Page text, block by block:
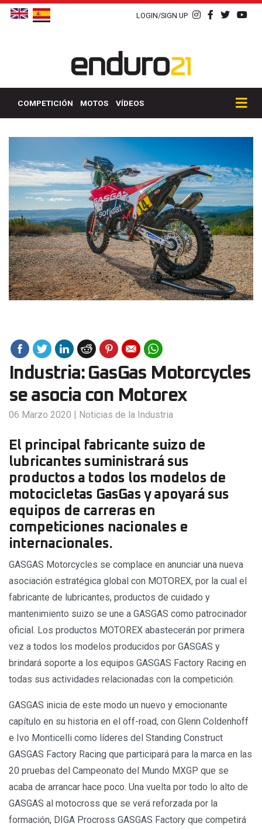
LOGIN/SIGN UP
COMPETICIÓN MOTOS VÍDEOS
Industria: GasGas Motorcycles
se asocia con Motorex
06 Marzo 2020 | Noticias de la Industria
El principal fabricante suizo de
lubricantes suministrará sus
productos a todos los modelos de
motocicletas GasGas y apoyará sus
equipos de carreras en
competiciones nacionales e
internacionales.
GASGAS Motorcycles se complace en anunciar una nueva
asociación estratégica global con MOTOREX, por la cual el
fabricante de lubricantes, productos de cuidado y
mantenimiento suizo se une a GASGAS como patrocinador
oficial. Los productos MOTOREX abastecerán por primera
vez a todos los modelos producidos por GASGAS y
brindará soporte a los equipos GASGAS Factory Racing en
todas sus actividades relacionadas con la competición.
GASGAS inicia de este modo un nuevo y emocionante
capítulo en su historia en el off-road, con Glenn Coldenhoff
e Ivo Monticelli como líderes del Standing Construct
GASGAS Factory Racing que participará para la marca en las
20 pruebas del Campeonato del Mundo MXGP que se
acaba de arrancar hace poco. Una vuelta por todo lo alto de
GASGAS al motocross que se verá reforzada por la
formación, DIGA Procross GASGAS Factory que competirá